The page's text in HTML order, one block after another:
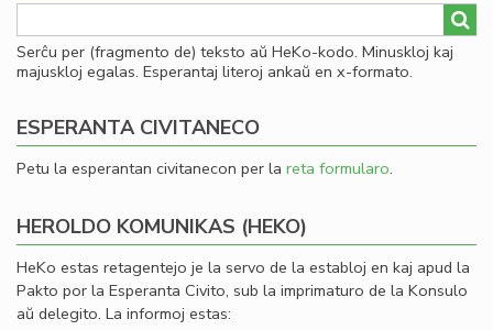
Serĉu per (fragmento de) teksto aŭ HeKo-kodo. Minuskloj kaj
majuskloj egalas. Esperantaj literoj ankaŭ en x-formato.
ESPERANTA CIVITANECO
Petu la esperantan civitanecon per la reta formularo.
HEROLDO KOMUNIKAS (HEKO)
HeKo estas retagentejo je la servo de la establoj en kaj apud la
Pakto por la Esperanta Civito, sub la imprimaturo de la Konsulo
aŭ delegito. La informoj estas: